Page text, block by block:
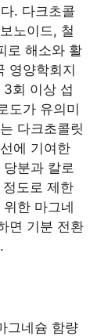
. 다크초콜
노이드, 철
로 해소와 활
영양학회지
회 이상 섭
도가 유의미
다크초콜릿
에 기여한
분과 칼로
도로 제한
한 마그네
면 기분 전환
그네슘 함량